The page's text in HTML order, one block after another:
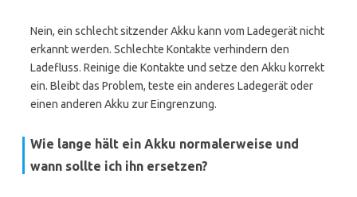
Nein, ein schlecht sitzender Akku kann vom Ladegerät nicht
erkannt werden. Schlechte Kontakte verhindern den
Ladefluss. Reinige die Kontakte und setze den Akku korrekt
ein. Bleibt das Problem, teste ein anderes Ladegerät oder
einen anderen Akku zur Eingrenzung.
Wie lange hält ein Akku normalerweise und
wann sollte ich ihn ersetzen?